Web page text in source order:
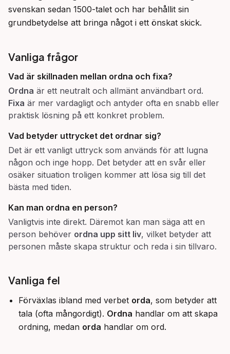
svenskan sedan 1500-talet och har behållit sin
grundbetydelse att bringa något i ett önskat skick.
Vanliga frågor
Vad är skillnaden mellan ordna och fixa?
Ordna är ett neutralt och allmänt användbart ord.
Fixa är mer vardagligt och antyder ofta en snabb eller
praktisk lösning på ett konkret problem.
Vad betyder uttrycket det ordnar sig?
Det är ett vanligt uttryck som används för att lugna
någon och inge hopp. Det betyder att en svår eller
osäker situation troligen kommer att lösa sig till det
bästa med tiden.
Kan man ordna en person?
Vanligtvis inte direkt. Däremot kan man säga att en
person behöver ordna upp sitt liv, vilket betyder att
personen måste skapa struktur och reda i sin tillvaro.
Vanliga fel
Förväxlas ibland med verbet orda, som betyder att
tala (ofta mångordigt). Ordna handlar om att skapa
ordning, medan orda handlar om ord.